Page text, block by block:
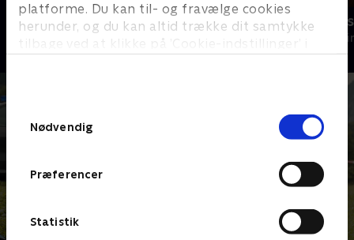
platforme. Du kan til- og fravælge cookies
herunder, og du kan altid trække dit samtykke
tilbage ved at klikke på ’Cookie-indstillinger’ i
Nødvendig
Præferencer
Statistik
Mord på Mallorca
Krimi & Spænding • 2 sæsoner
Farligt
Krimi &